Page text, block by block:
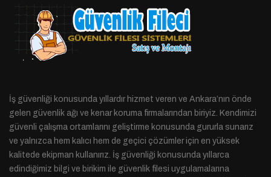
İş güvenliği konusunda yıllardır hizmet veren ve Ankara’nın önde
gelen güvenlik ağı ve kenar koruma firmalarından biriyiz. Kendimizi
güvenli çalışma ortamlarını geliştirme konusunda gururla sunarız
ve yalnızca hem kalıcı hem de geçici çözümler için en yüksek
kalitede ekipman kullanırız. İş güvenliği konusunda yıllarca
edindiğimiz bilgi ve birikim ile güvenlik filesi uygulamalarına